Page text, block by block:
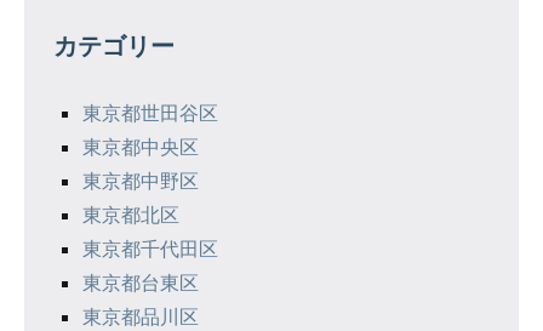
ー
カテゴリー
東京都世田谷区
東京都中央区
東京都中野区
東京都北区
東京都千代田区
東京都台東区
東京都品川区